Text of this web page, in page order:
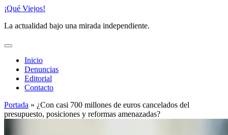
Saltar
contenido
¡Qué Viejos!
La actualidad bajo una mirada independiente.
Inicio
Denuncias
Editorial
Contacto
Portada » ¿Con casi 700 millones de euros cancelados del
presupuesto, posiciones y reformas amenazadas?